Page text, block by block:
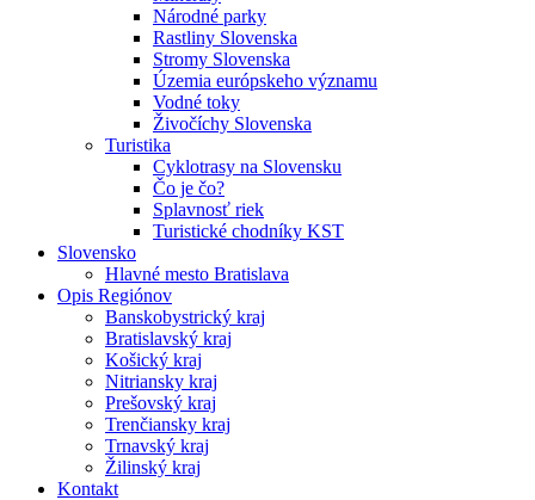
Národné parky
Rastliny Slovenska
Stromy Slovenska
Územia európskeho významu
Vodné toky
Živočíchy Slovenska
Turistika
Cyklotrasy na Slovensku
Čo je čo?
Splavnosť riek
Turistické chodníky KST
Slovensko
Hlavné mesto Bratislava
Opis Regiónov
Banskobystrický kraj
Bratislavský kraj
Košický kraj
Nitriansky kraj
Prešovský kraj
Trenčiansky kraj
Trnavský kraj
Žilinský kraj
Kontakt